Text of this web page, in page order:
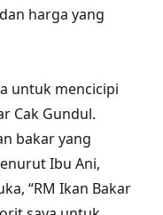
harga yang
untuk mencicipi
Cak Gundul.
bakar yang
Ibu Ani,
“RM Ikan Bakar